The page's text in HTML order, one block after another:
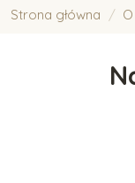
Strona główna